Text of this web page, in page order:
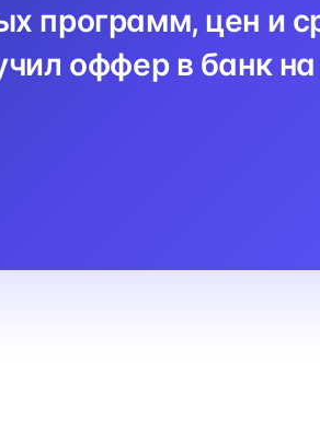
программ, цен и
оффер в банк